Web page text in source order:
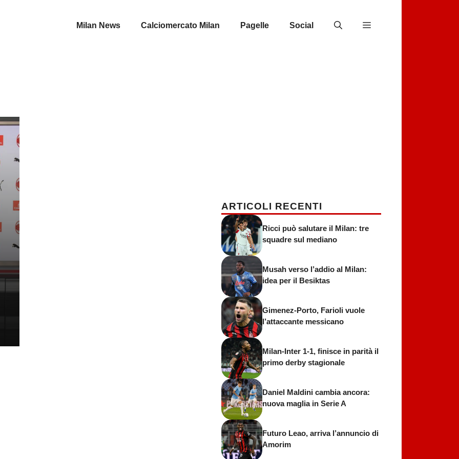
Milan News Calciomercato Milan Pagelle Social
ARTICOLI RECENTI
Ricci può salutare il Milan: tre
squadre sul mediano
Musah verso l’addio al Milan:
idea per il Besiktas
Gimenez-Porto, Farioli vuole
l’attaccante messicano
Milan-Inter 1-1, finisce in parità il
primo derby stagionale
Daniel Maldini cambia ancora:
nuova maglia in Serie A
Futuro Leao, arriva l’annuncio di
Amorim